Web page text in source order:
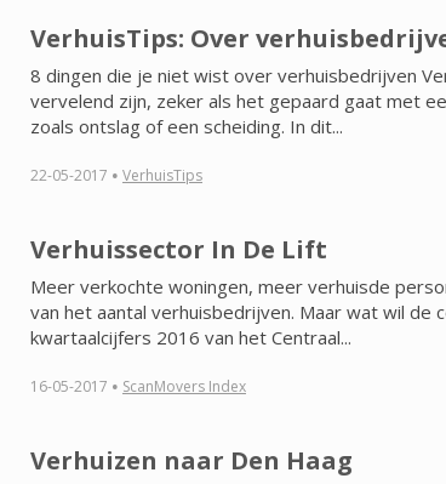
VerhuisTips: Over
8 dingen die je niet wist over verhuisbedrijven
vervelend zijn, zeker als het gepaard gaat met
zoals ontslag of een scheiding. In dit...
22-05-2017 · VerhuisTips
Verhuissector In De Lift
Meer verkochte woningen, meer verhuisde
van het aantal verhuisbedrijven. Maar wat wil de
kwartaalcijfers 2016 van het Centraal...
16-05-2017 · ScanMovers Index
Verhuizen naar Den Haag